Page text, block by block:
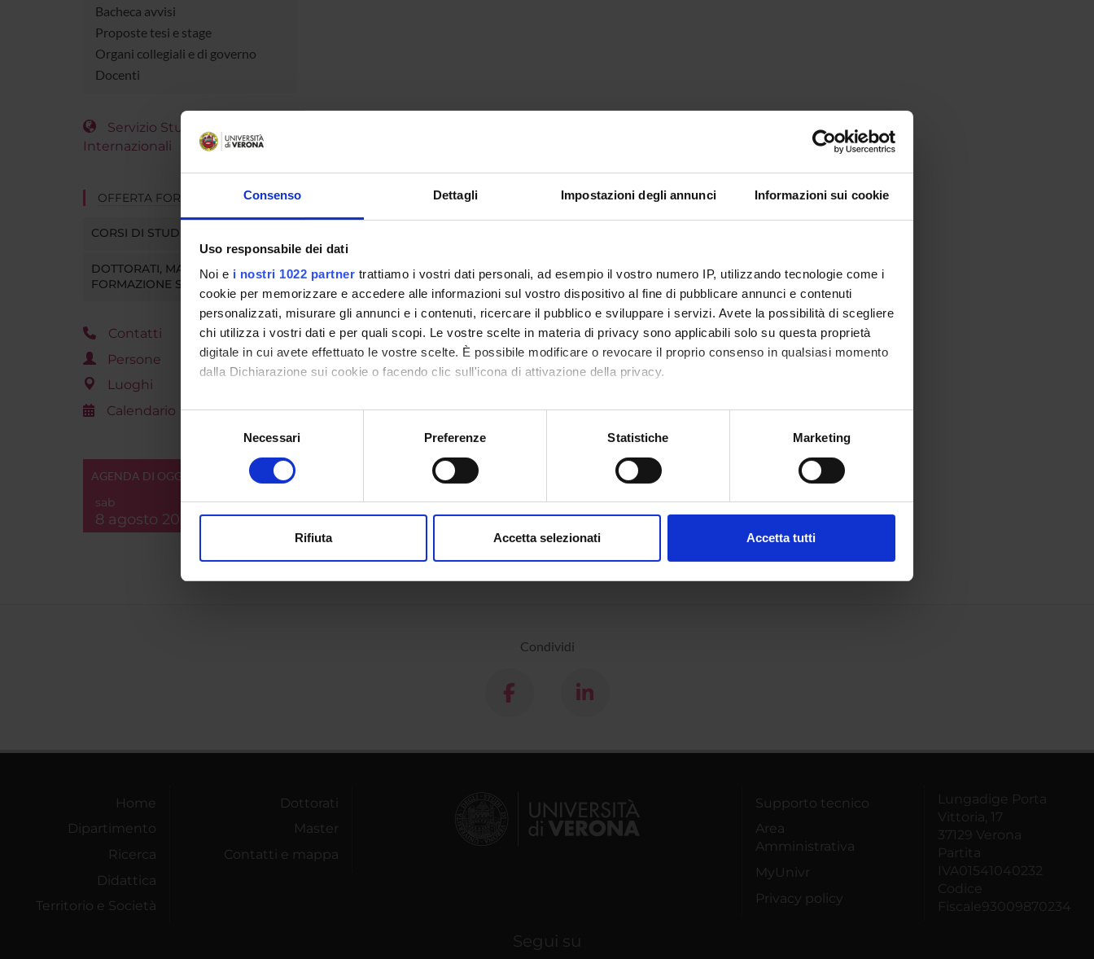
Consenso Dettagli Impostazioni degli annunci Informazioni sui cookie
Uso responsabile dei dati
Noi e i nostri 1022 partner trattiamo i vostri dati personali, ad esempio il vostro numero IP, utilizzando tecnologie come i
cookie per memorizzare e accedere alle informazioni sul vostro dispositivo al fine di pubblicare annunci e contenuti
personalizzati, misurare gli annunci e i contenuti, ricercare il pubblico e sviluppare i servizi. Avete la possibilità di scegliere
chi utilizza i vostri dati e per quali scopi. Le vostre scelte in materia di privacy sono applicabili solo su questa proprietà
digitale in cui avete effettuato le vostre scelte. È possibile modificare o revocare il proprio consenso in qualsiasi momento
dalla Dichiarazione sui cookie o facendo clic sull'icona di attivazione della privacy.
Con il tuo consenso, vorremmo anche:
raccogliere informazioni sulla tua posizione geografica, con un'approssimazione di qualche metro,
digitali).
modificare o ritirare il tuo consenso in qualsiasi momento dalla Dichiarazione sui cookie.
consenso
Necessari Preferenze Statistiche Marketing
Rifiuta Accetta selezionati Accetta tutti
Bacheca avvisi
Proposte tesi e stage
Organi collegiali e di governo
Docenti
Servizio Studenti
Internazionali
OFFERTA FORMATIVA
CORSI DI STUDIO
DOTTORATI, MASTER E
FORMAZIONE SUPERIORE
Contatti
Persone
Luoghi
Calendario
AGENDA DI OGGI
sab
8 agosto 2026
Condividi
Home
Dipartimento
Ricerca
Didattica
Territorio e Società
Dottorati
Master
Contatti e mappa
Supporto tecnico
Area
Amministrativa
MyUnivr
Privacy policy
Lungadige Porta
Vittoria, 17
37129 Verona
Partita
IVA01541040232
Codice
Fiscale93009870234
Segui su